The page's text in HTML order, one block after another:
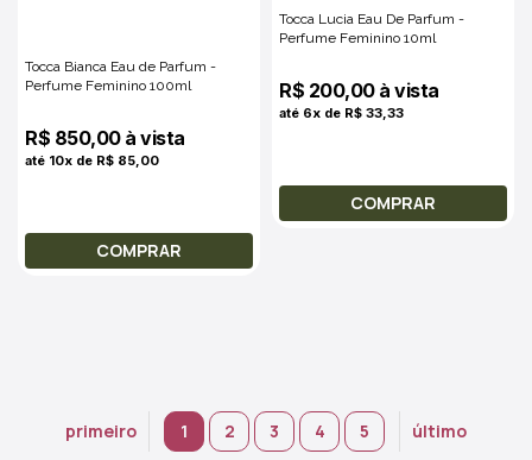
Tocca Bianca Eau de Parfum -
Perfume Feminino 100ml
R$ 850,00 à vista
até 10x de R$ 85,00
COMPRAR
Tocca Lucia Eau De Parfum -
Perfume Feminino 10ml
R$ 200,00 à vista
até 6x de R$ 33,33
COMPRAR
primeiro 1 2 3 4 5 último